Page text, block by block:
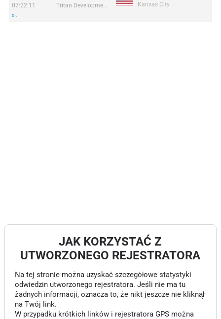
07:22:11
0s
Tritan Development Kansas City
JAK KORZYSTAĆ Z
UTWORZONEGO REJESTRATORA
Na tej stronie można uzyskać szczegółowe statystyki
odwiedzin utworzonego rejestratora. Jeśli nie ma tu
żadnych informacji, oznacza to, że nikt jeszcze nie kliknął
na Twój link.
W przypadku krótkich linków i rejestratora GPS można